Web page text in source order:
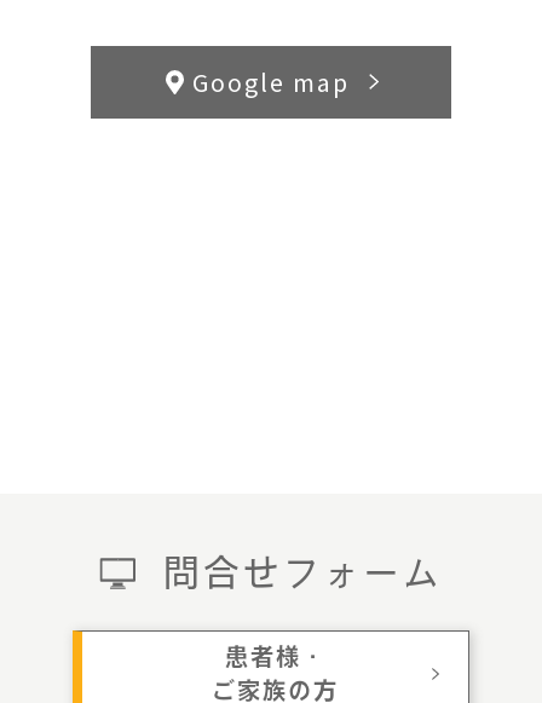
問合せフォーム
患者様・
ご家族の方
Google map